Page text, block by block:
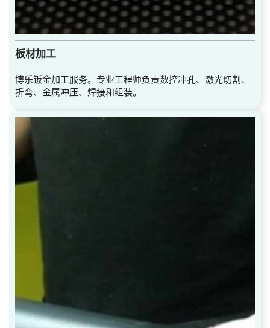
板材加工
博乐钣金加工服务。专业工程师负责数控冲孔、激光切割、
折弯、金属冲压、焊接和组装。